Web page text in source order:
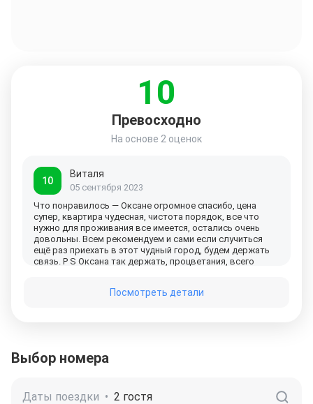
10
Превосходно
На основе 2 оценок
10
Виталя
05 сентября 2023
Что понравилось — Оксане огромное спасибо, цена
супер, квартира чудесная, чистота порядок, все что
нужно для проживания все имеется, остались очень
довольны. Всем рекомендуем и сами если случиться
ещё раз приехать в этот чудный город, будем держать
связь. P S Оксана так держать, процветания, всего
Посмотреть детали
Выбор номера
Даты поездки • 2 гостя